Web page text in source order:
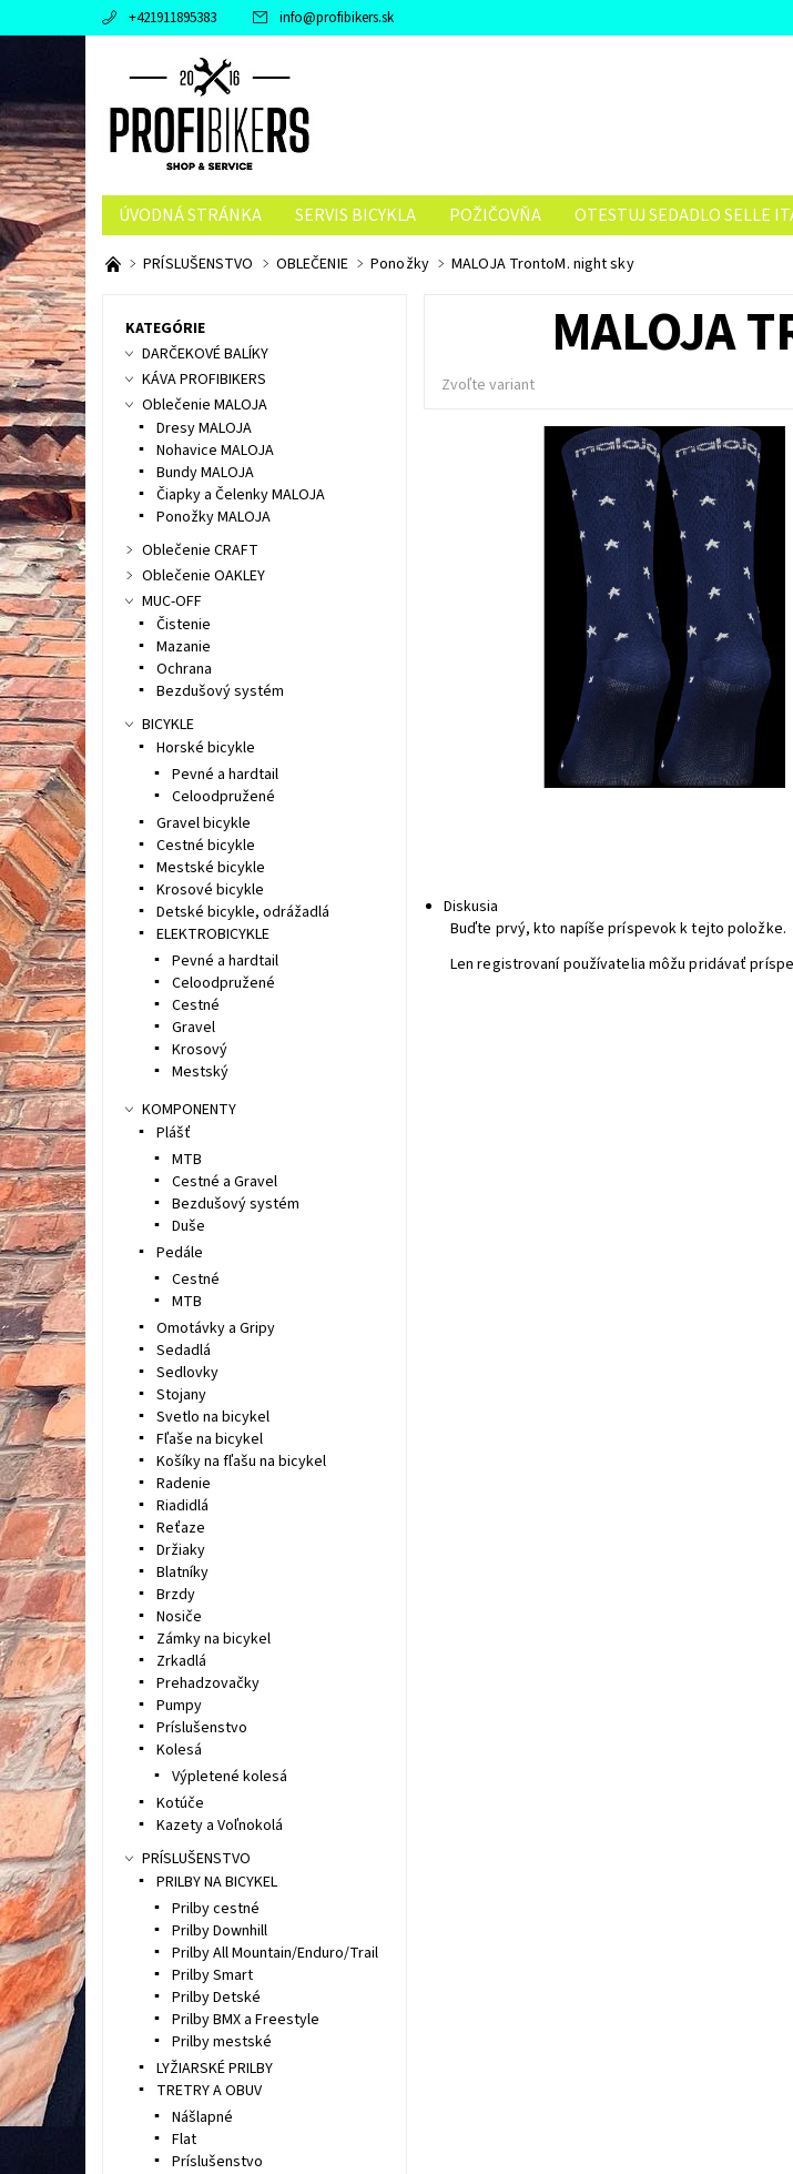
+421911895383 info@profibikers.sk
ÚVODNÁ STRÁNKA SERVIS BICYKLA POŽIČOVŇA OTESTUJ SEDADLO SELLE
PRÍSLUŠENSTVO OBLEČENIE Ponožky MALOJA TrontoM. night sky
MALOJA
Zvoľte variant
Diskusia
Buďte prvý, kto napíše príspevok k tejto položke.
Len registrovaní používatelia môžu pridávať
KATEGÓRIE
DARČEKOVÉ BALÍKY
KÁVA PROFIBIKERS
Oblečenie MALOJA
Dresy MALOJA
Nohavice MALOJA
Bundy MALOJA
Čiapky a Čelenky MALOJA
Ponožky MALOJA
Oblečenie CRAFT
Oblečenie OAKLEY
MUC-OFF
Čistenie
Mazanie
Ochrana
Bezdušový systém
BICYKLE
Horské bicykle
Pevné a hardtail
Celoodpružené
Gravel bicykle
Cestné bicykle
Mestské bicykle
Krosové bicykle
Detské bicykle, odrážadlá
ELEKTROBICYKLE
Pevné a hardtail
Celoodpružené
Cestné
Gravel
Krosový
Mestský
KOMPONENTY
Plášť
MTB
Cestné a Gravel
Bezdušový systém
Duše
Pedále
Cestné
MTB
Omotávky a Gripy
Sedadlá
Sedlovky
Stojany
Svetlo na bicykel
Fľaše na bicykel
Košíky na fľašu na bicykel
Radenie
Riadidlá
Reťaze
Držiaky
Blatníky
Brzdy
Nosiče
Zámky na bicykel
Zrkadlá
Prehadzovačky
Pumpy
Príslušenstvo
Kolesá
Výpletené kolesá
Kotúče
Kazety a Voľnokolá
PRÍSLUŠENSTVO
PRILBY NA BICYKEL
Prilby cestné
Prilby Downhill
Prilby All Mountain/Enduro/Trail
Prilby Smart
Prilby Detské
Prilby BMX a Freestyle
Prilby mestské
LYŽIARSKÉ PRILBY
TRETRY A OBUV
Nášlapné
Flat
Príslušenstvo